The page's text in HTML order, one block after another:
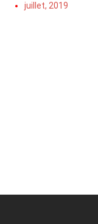
juillet, 2019